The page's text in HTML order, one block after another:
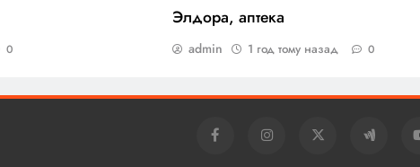
0
Элдора, аптека
admin 1 год тому назад 0